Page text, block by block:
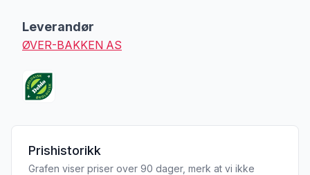
Leverandør
ØVER-BAKKEN AS
Prishistorikk
Grafen viser priser over 90 dager, merk at vi ikke